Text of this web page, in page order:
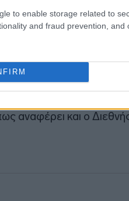
to enable storage related to
and fraud prevention, and
ορυκτών καυσίμων να
ΗΠΑ-Ισραήλ εναντίον
τωνστρατηγικά ζωτικής
αναφέρει και ο